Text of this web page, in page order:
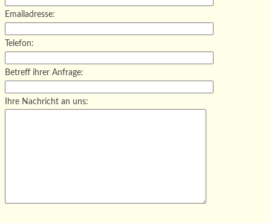
Emailadresse:
Telefon:
Betreff ihrer Anfrage:
Ihre Nachricht an uns: